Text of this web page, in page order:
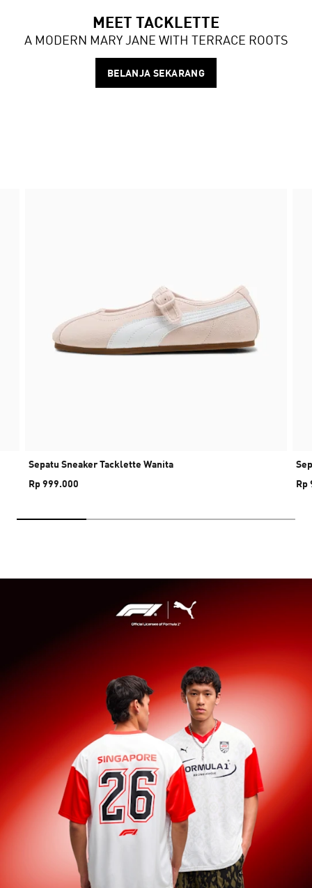
MEET TACKLETTE
A MODERN MARY JANE WITH TERRACE ROOTS
BELANJA SEKARANG
Sepatu Sneaker Tacklette Wanita
Rp 999.000
Rp